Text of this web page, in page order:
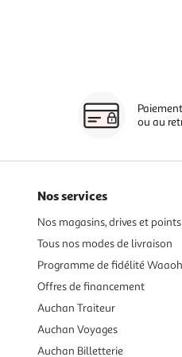
ou au
Nos services
Nos magasins, drives et
Tous nos modes de livraison
Programme de fidélité
Offres de financement
Auchan Traiteur
Auchan Voyages
Auchan Billetterie